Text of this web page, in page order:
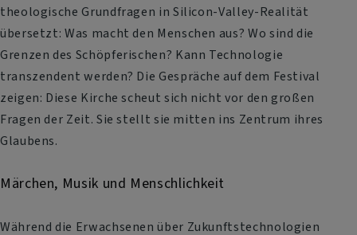
theologische Grundfragen in Silicon-Valley-Realität
übersetzt: Was macht den Menschen aus? Wo sind die
Grenzen des Schöpferischen? Kann Technologie
transzendent werden? Die Gespräche auf dem Festival
zeigen: Diese Kirche scheut sich nicht vor den großen
Fragen der Zeit. Sie stellt sie mitten ins Zentrum ihres
Glaubens.
Märchen, Musik und Menschlichkeit
Während die Erwachsenen über Zukunftstechnologien